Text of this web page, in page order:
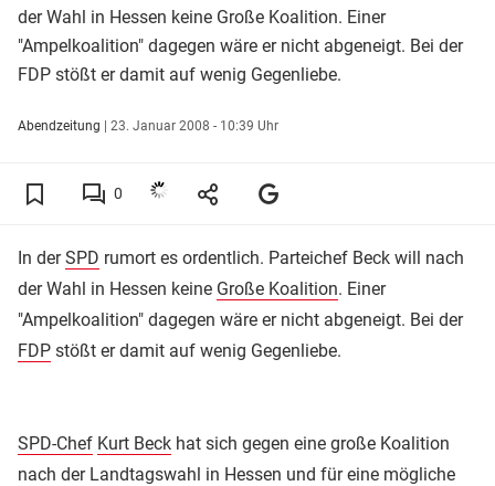
der Wahl in Hessen keine Große Koalition. Einer
"Ampelkoalition" dagegen wäre er nicht abgeneigt. Bei der
FDP stößt er damit auf wenig Gegenliebe.
Abendzeitung | 23. Januar 2008 - 10:39 Uhr
0
In derSPD rumort es ordentlich. Parteichef Beck will nach
der Wahl in Hessen keine Große Koalition. Einer
"Ampelkoalition" dagegen wäre er nicht abgeneigt. Bei der
FDP stößt er damit auf wenig Gegenliebe.
SPD-Chef Kurt Beck hat sich gegen eine große Koalition
nach der Landtagswahl in Hessen und für eine mögliche